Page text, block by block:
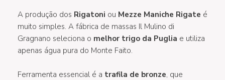
A produção dos Rigatoni ou Mezze Maniche Rigate é
muito simples. A fábrica de massas Il Mulino di
Gragnano seleciona o melhor trigo da Puglia e utiliza
apenas água pura do Monte Faito.
Ferramenta essencial é a trafila de bronze, que